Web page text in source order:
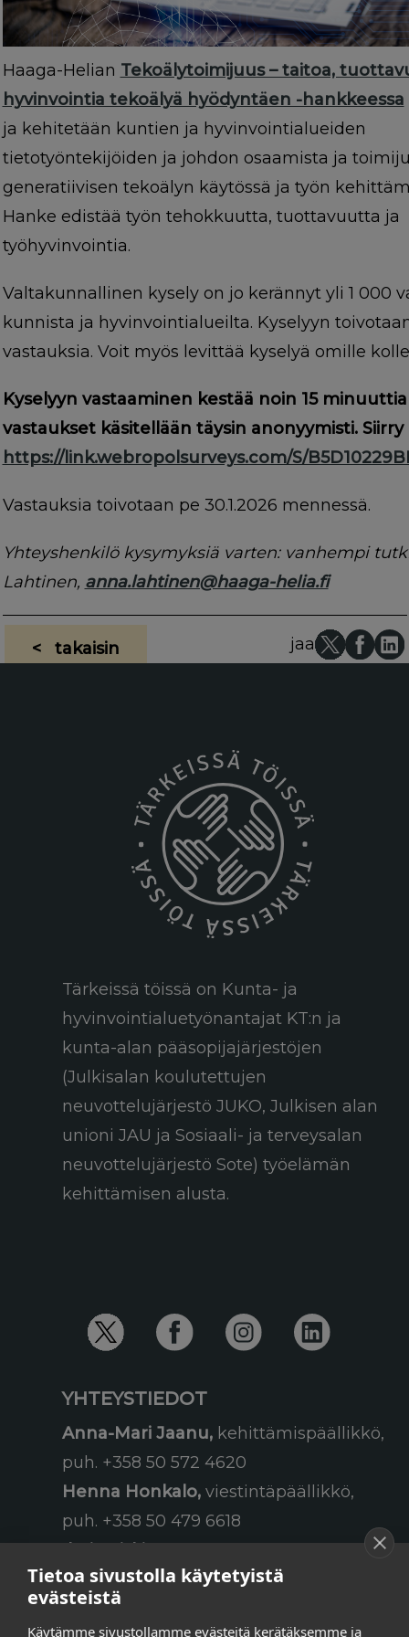
Haaga-Helian Tekoälytoimijuus – taitoa,
hyvinvointia tekoälyä hyödyntäen -hankkeessa
ja kehitetään kuntien ja hyvinvointialueiden
tietotyöntekijöiden ja johdon osaamista ja
generatiivisen tekoälyn käytössä ja työn
Hanke edistää työn tehokkuutta, tuottavuutta ja
työhyvinvointia.
Valtakunnallinen kysely on jo kerännyt yli 1 000
kunnista ja hyvinvointialueilta. Kyselyyn
vastauksia. Voit myös levittää kyselyä omille
Kyselyyn vastaaminen kestää noin 15 minuuttia
vastaukset käsitellään täysin anonyymisti. Siirry
https://link.webropolsurveys.com/S/
Vastauksia toivotaan pe 30.1.2026 mennessä.
Yhteyshenkilö kysymyksiä varten: vanhempi
Lahtinen, anna.lahtinen@haaga-helia.fi
< takaisin jaa
Tärkeissä töissä on Kunta- ja
hyvinvointialuetyönantajat KT:n ja
kunta-alan pääsopijajärjestöjen
(Julkisalan koulutettujen
neuvottelujärjestö JUKO, Julkisen alan
unioni JAU ja Sosiaali- ja terveysalan
neuvottelujärjestö Sote) työelämän
kehittämisen alusta.
YHTEYSTIEDOT
Anna-Mari Jaanu, kehittämispäällikkö,
puh. +358 50 572 4620
Henna Honkalo, viestintäpäällikkö,
puh. +358 50 479 6618
Ilari Raiski, viestintä- ja
tapahtumakoordinaattori,
puh. +358 45 130 3832
Tietoa sivustolla käytetyistä
evästeistä
Käytämme sivustollamme evästeitä kerätäksemme ja